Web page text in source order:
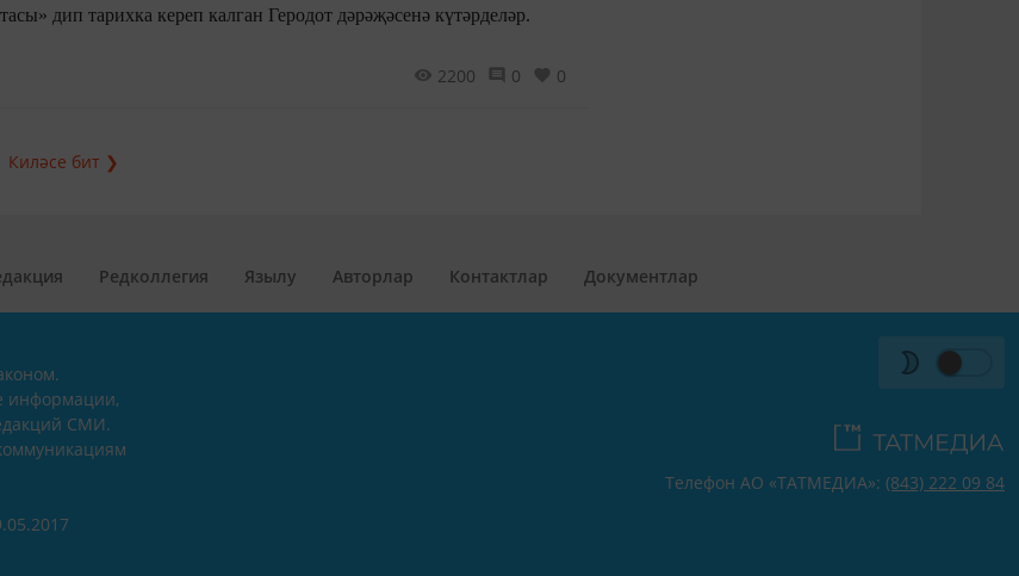
дип тарихка кереп калган Геродот дәрәҗәсенә күтәрделәр.
2200 0 0
Киләсе бит ❯
Редколлегия Язылу Авторлар Контактлар Документлар
информации,
СМИ.
Телефон АО «ТАТМЕДИА»: (843) 222 09 84